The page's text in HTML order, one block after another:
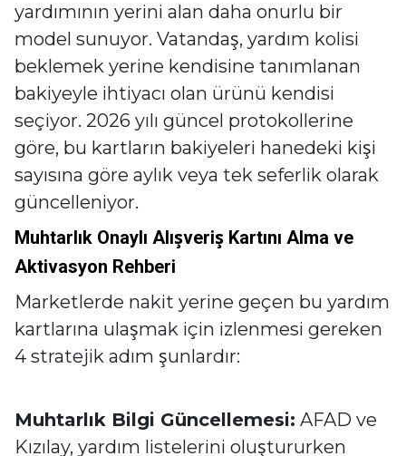
yardımının yerini alan daha onurlu bir
model sunuyor. Vatandaş, yardım kolisi
beklemek yerine kendisine tanımlanan
bakiyeyle ihtiyacı olan ürünü kendisi
seçiyor. 2026 yılı güncel protokollerine
göre, bu kartların bakiyeleri hanedeki kişi
sayısına göre aylık veya tek seferlik olarak
güncelleniyor.
Muhtarlık Onaylı Alışveriş Kartını Alma ve
Aktivasyon Rehberi
Marketlerde nakit yerine geçen bu yardım
kartlarına ulaşmak için izlenmesi gereken
4 stratejik adım şunlardır:
Muhtarlık Bilgi Güncellemesi: AFAD ve
Kızılay, yardım listelerini oluştururken